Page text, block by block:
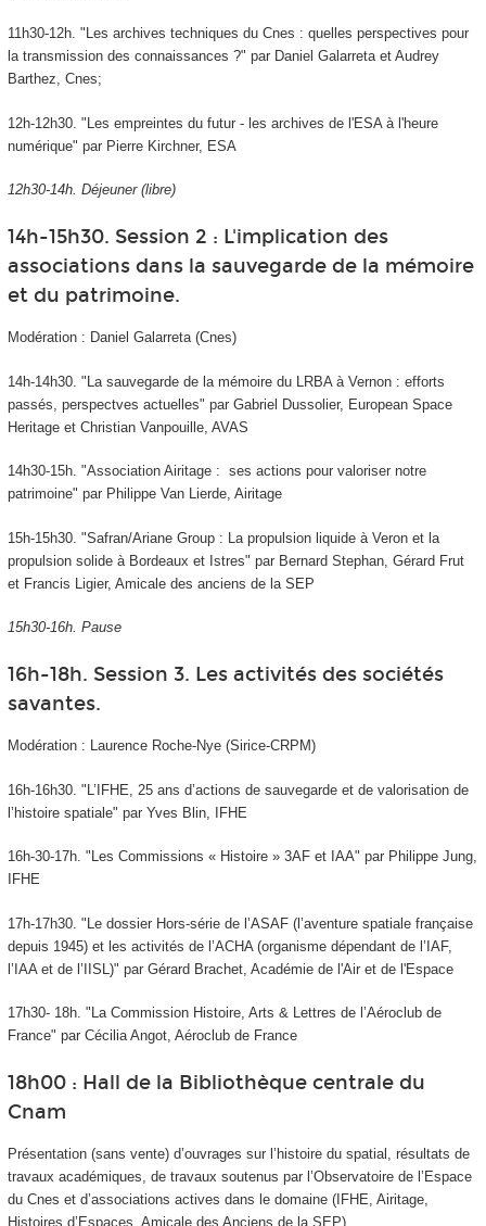
11h30-12h. "Les archives techniques du Cnes : quelles perspectives pour
la transmission des connaissances ?" par Daniel Galarreta et Audrey
Barthez, Cnes;
12h-12h30. "Les empreintes du futur - les archives de l'ESA à l'heure
numérique" par Pierre Kirchner, ESA
12h30-14h. Déjeuner (libre)
14h-15h30. Session 2 : L'implication des
associations dans la sauvegarde de la mémoire
et du patrimoine.
Modération : Daniel Galarreta (Cnes)
14h-14h30. "La sauvegarde de la mémoire du LRBA à Vernon : efforts
passés, perspectves actuelles" par Gabriel Dussolier, European Space
Heritage et Christian Vanpouille, AVAS
14h30-15h. "Association Airitage : ses actions pour valoriser notre
patrimoine" par Philippe Van Lierde, Airitage
15h-15h30. "Safran/Ariane Group : La propulsion liquide à Veron et la
propulsion solide à Bordeaux et Istres" par Bernard Stephan, Gérard Frut
et Francis Ligier, Amicale des anciens de la SEP
15h30-16h. Pause
16h-18h. Session 3. Les activités des sociétés
savantes.
Modération : Laurence Roche-Nye (Sirice-CRPM)
16h-16h30. "L’IFHE, 25 ans d’actions de sauvegarde et de valorisation de
l’histoire spatiale" par Yves Blin, IFHE
16h-30-17h. "Les Commissions « Histoire » 3AF et IAA" par Philippe Jung,
IFHE
17h-17h30. "Le dossier Hors-série de l’ASAF (l’aventure spatiale française
depuis 1945) et les activités de l’ACHA (organisme dépendant de l’IAF,
l’IAA et de l’IISL)" par Gérard Brachet, Académie de l'Air et de l'Espace
17h30- 18h. "La Commission Histoire, Arts & Lettres de l’Aéroclub de
France" par Cécilia Angot, Aéroclub de France
18h00 : Hall de la Bibliothèque centrale du
Cnam
Présentation (sans vente) d’ouvrages sur l’histoire du spatial, résultats de
travaux académiques, de travaux soutenus par l’Observatoire de l’Espace
du Cnes et d’associations actives dans le domaine (IFHE, Airitage,
Histoires d’Espaces, Amicale des Anciens de la SEP)